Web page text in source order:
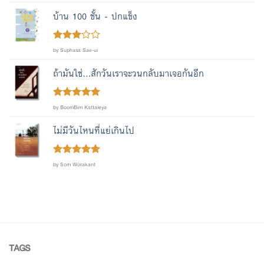
บ้าน 100 ชั้น - ปกแข็ง
Rated
of 5
by Suphasa Sae-ui
ถ้ามันใช่...สักวันเราจะวนกลับมาเจอกันอีก
Rated5out
by BoomBim Kattaleya
ไม่มีวันไหนที่แย่เกินไป
Rated5out
by Som Worakant
TAGS